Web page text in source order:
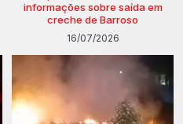
informações sobre saída em
creche de Barroso
16/07/2026